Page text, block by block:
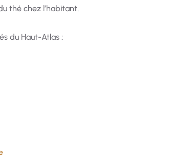
thé chez l’habitant.
du Haut-Atlas :